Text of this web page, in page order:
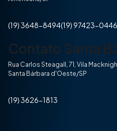
(19) 3648-8494(19) 97423-0446
Contato Santa
Rua Carlos Steagall, 71, Vila
Santa Bárbara d'Oeste/SP
(19) 3626-1813